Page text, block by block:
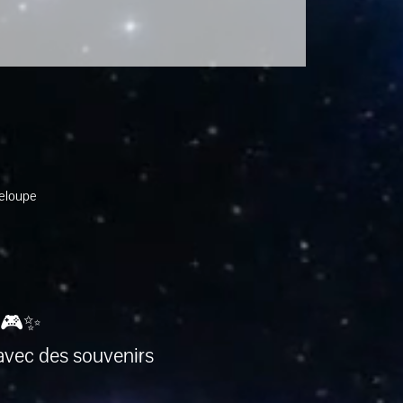
des souvenirs